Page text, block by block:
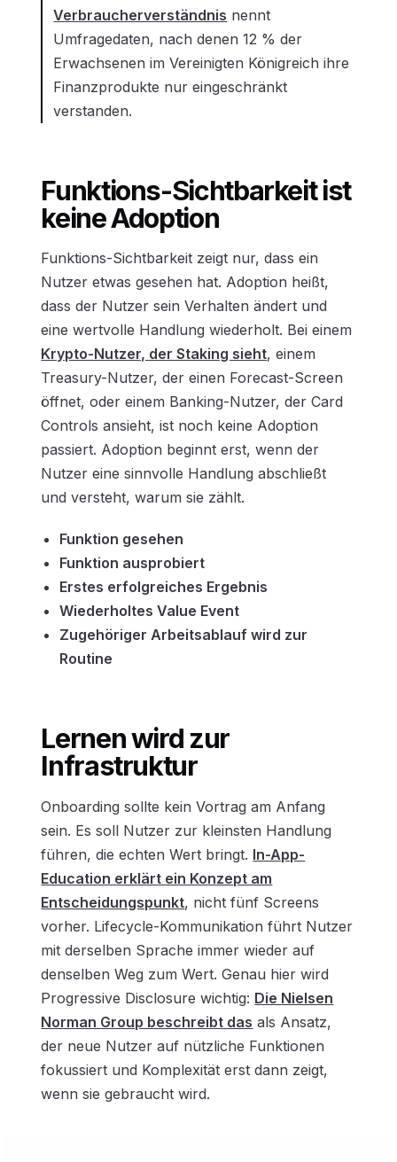
Verbraucherverständnis nennt
Umfragedaten, nach denen 12 % der
Erwachsenen im Vereinigten Königreich ihre
Finanzprodukte nur eingeschränkt
verstanden.
Funktions-Sichtbarkeit ist
keine Adoption
Funktions-Sichtbarkeit zeigt nur, dass ein
Nutzer etwas gesehen hat. Adoption heißt,
dass der Nutzer sein Verhalten ändert und
eine wertvolle Handlung wiederholt. Bei einem
Krypto-Nutzer, der Staking sieht, einem
Treasury-Nutzer, der einen Forecast-Screen
öffnet, oder einem Banking-Nutzer, der Card
Controls ansieht, ist noch keine Adoption
passiert. Adoption beginnt erst, wenn der
Nutzer eine sinnvolle Handlung abschließt
und versteht, warum sie zählt.
Funktion gesehen
Funktion ausprobiert
Erstes erfolgreiches Ergebnis
Wiederholtes Value Event
Zugehöriger Arbeitsablauf wird zur
Routine
Lernen wird zur
Infrastruktur
Onboarding sollte kein Vortrag am Anfang
sein. Es soll Nutzer zur kleinsten Handlung
führen, die echten Wert bringt. In-App-
Education erklärt ein Konzept am
Entscheidungspunkt, nicht fünf Screens
vorher. Lifecycle-Kommunikation führt Nutzer
mit derselben Sprache immer wieder auf
denselben Weg zum Wert. Genau hier wird
Progressive Disclosure wichtig: Die Nielsen
Norman Group beschreibt das als Ansatz,
der neue Nutzer auf nützliche Funktionen
fokussiert und Komplexität erst dann zeigt,
wenn sie gebraucht wird.